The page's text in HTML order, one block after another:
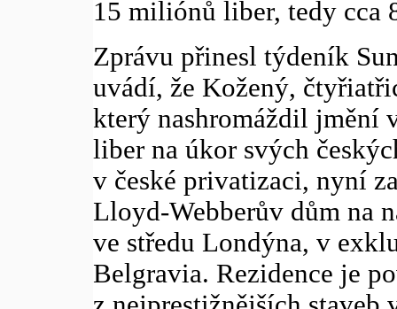
15 miliónů liber, tedy cca
Zprávu přinesl týdeník
uvádí, že Kožený,
který nashromáždil jmění
liber na úkor svých
v české privatizaci, nyní
Lloyd-Webberův dům na
ve středu Londýna, v
Belgravia. Rezidence je